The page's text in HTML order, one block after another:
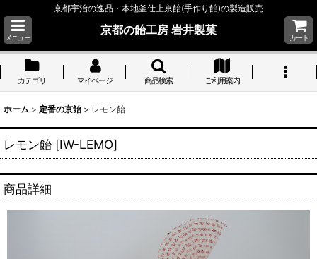
京都宇治の逸品・本地釜仕上京飴(手作り飴)の製造販売
メニュー
京都の飴工房 岩井製菓
カート
カテゴリ マイページ 商品検索 ご利用案内
ホーム > 定番の京飴 > レモン飴
レモン飴 [IW-LEMO]
商品詳細